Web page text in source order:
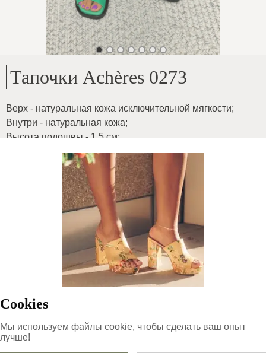
Cookies
Мы используем файлы cookie, чтобы сделать ваш опыт
лучше!
Тапочки Achères 0273
Верх - натуральная кожа исключительной мягкости;
Внутри - натуральная кожа;
Высота подошвы - 1,5 см;
На среднюю ширину стопы, модель идеально подойдет
тем, у кого вросшие ногти;
2hjaJnpw34uIfftw8WqU
Размер Выберите размер